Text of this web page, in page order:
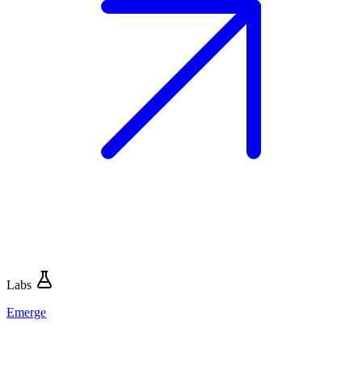
Labs
Emerge